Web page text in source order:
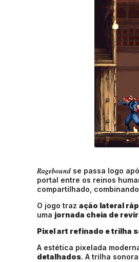
Ragebound se passa logo
portal entre os reinos
compartilhado,
O jogo traz ação lateral
uma jornada cheia de
Pixel art refinado e trilha
A estética pixelada
detalhados. A trilha